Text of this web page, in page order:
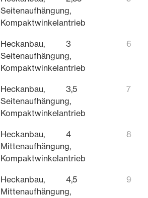
Seitenaufhängung,
Kompaktwinkelantrieb
Heckanbau,
Seitenaufhängung,
Kompaktwinkelantrieb
3 6
Heckanbau,
Seitenaufhängung,
Kompaktwinkelantrieb
3,5 7
Heckanbau,
Mittenaufhängung,
Kompaktwinkelantrieb
4 8
Heckanbau,
Mittenaufhängung,
4,5 9